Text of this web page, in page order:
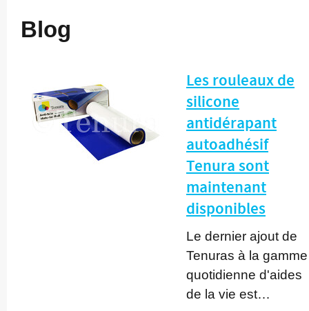
Blog
Les rouleaux de
silicone
antidérapant
autoadhésif
Tenura sont
maintenant
disponibles
Le dernier ajout de
Tenuras à la gamme
quotidienne d'aides
de la vie est…